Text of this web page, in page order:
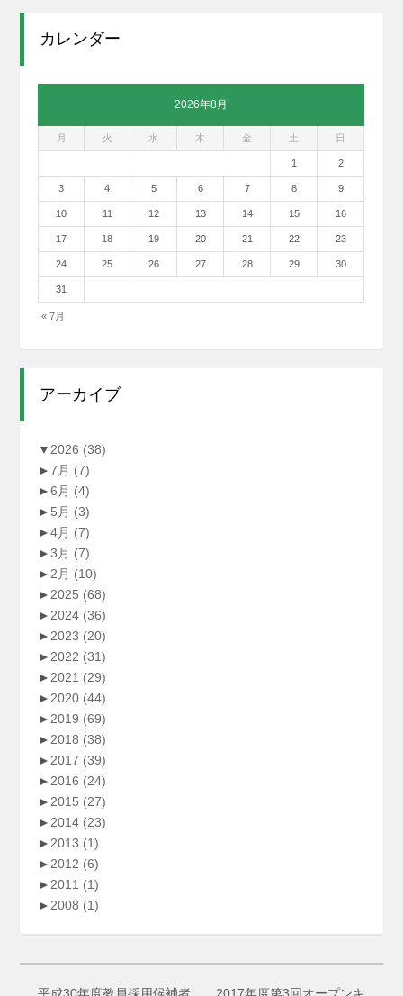
カレンダー
2026年8月
月 火 水 木 金 土 日
« 7月
1 2
3 4 5 6 7 8 9
10 11 12 13 14 15 16
17 18 19 20 21 22 23
24 25 26 27 28 29 30
31
アーカイブ
▼2026 (38)
►7月 (7)
►6月 (4)
► 5月 (3)
►4月 (7)
►3月 (7)
►2月 (10)
►2025 (68)
►2024 (36)
►2023 (20)
►2022 (31)
►2021 (29)
►2020 (44)
►2019 (69)
►2018 (38)
►2017 (39)
►2016 (24)
►2015 (27)
►2014 (23)
►2013 (1)
►2012 (6)
►2011 (1)
►2008 (1)